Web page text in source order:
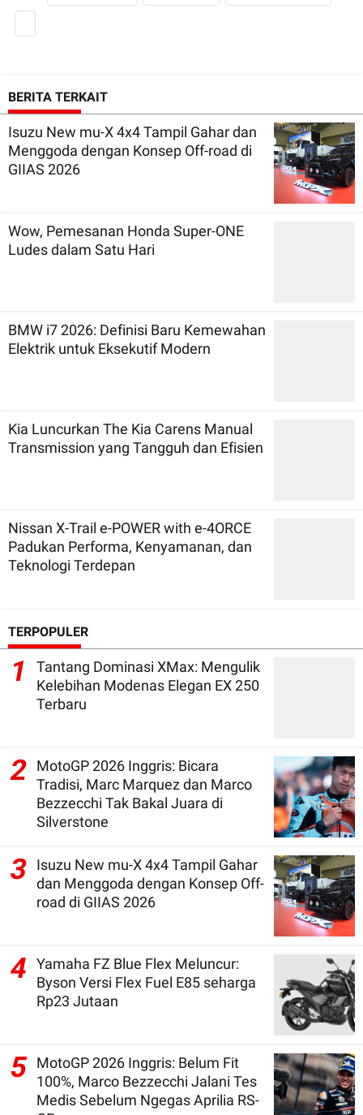
BERITA TERKAIT
Isuzu New mu-X 4x4 Tampil Gahar dan
Menggoda dengan Konsep Off-road di
GIIAS 2026
Wow, Pemesanan Honda Super-ONE
Ludes dalam Satu Hari
BMW i7 2026: Definisi Baru Kemewahan
Elektrik untuk Eksekutif Modern
Kia Luncurkan The Kia Carens Manual
Transmission yang Tangguh dan Efisien
Nissan X-Trail e-POWER with e-4ORCE
Padukan Performa, Kenyamanan, dan
Teknologi Terdepan
TERPOPULER
1
Tantang Dominasi XMax: Mengulik
Kelebihan Modenas Elegan EX 250
Terbaru
2
MotoGP 2026 Inggris: Bicara
Tradisi, Marc Marquez dan Marco
Bezzecchi Tak Bakal Juara di
Silverstone
3
Isuzu New mu-X 4x4 Tampil Gahar
dan Menggoda dengan Konsep Off-
road di GIIAS 2026
4
Yamaha FZ Blue Flex Meluncur:
Byson Versi Flex Fuel E85 seharga
Rp23 Jutaan
5 MotoGP 2026 Inggris: Belum Fit
100%, Marco Bezzecchi Jalani Tes
Medis Sebelum Ngegas Aprilia RS-